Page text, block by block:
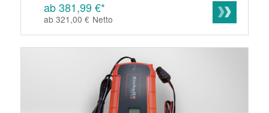
ab 381,99 €*
ab 321,00 € Netto